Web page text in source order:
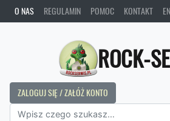
O NAS REGULAMIN POMOC KONTAKT EN
ROCK-
ZALOGUJ SIĘ / ZAŁÓŻ KONTO